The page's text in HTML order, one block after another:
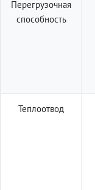
Перегрузочная
способность
Теплоотвод